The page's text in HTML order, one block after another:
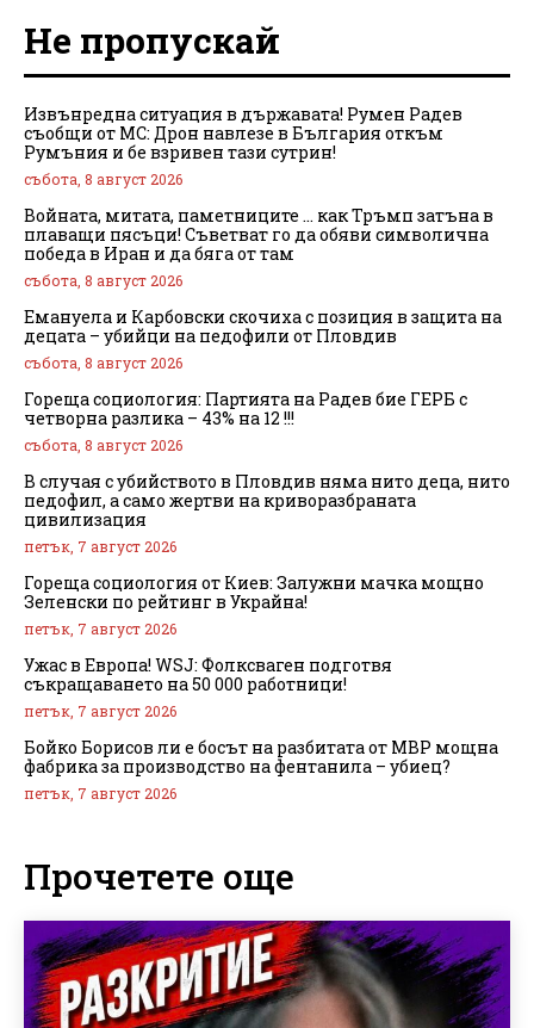
Не пропускай
Извънредна ситуация в държавата! Румен Радев
съобщи от МС: Дрон навлезе в България откъм
Румъния и бе взривен тази сутрин!
събота, 8 август 2026
Войната, митата, паметниците … как Тръмп затъна в
плаващи пясъци! Съветват го да обяви символична
победа в Иран и да бяга от там
събота, 8 август 2026
Емануела и Карбовски скочиха с позиция в защита на
децата – убийци на педофили от Пловдив
събота, 8 август 2026
Гореща социология: Партията на Радев бие ГЕРБ с
четворна разлика – 43% на 12 !!!
събота, 8 август 2026
В случая с убийството в Пловдив няма нито деца, нито
педофил, а само жертви на криворазбраната
цивилизация
петък, 7 август 2026
Гореща социология от Киев: Залужни мачка мощно
Зеленски по рейтинг в Украйна!
петък, 7 август 2026
Ужас в Европа! WSJ: Фолксваген подготвя
съкращаването на 50 000 работници!
петък, 7 август 2026
Бойко Борисов ли е босът на разбитата от МВР мощна
фабрика за производство на фентанила – убиец?
петък, 7 август 2026
Прочетете още